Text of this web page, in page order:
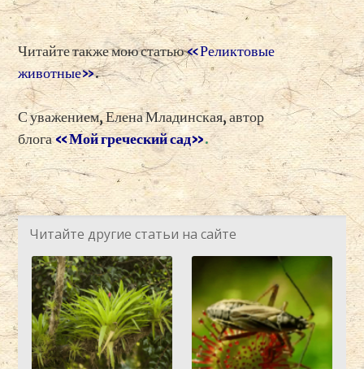
Читайте также мою статью«Реликтовые
животные».
С уважением, Елена Младинская, автор
блога«Мой греческий сад».
Читайте другие статьи на сайте